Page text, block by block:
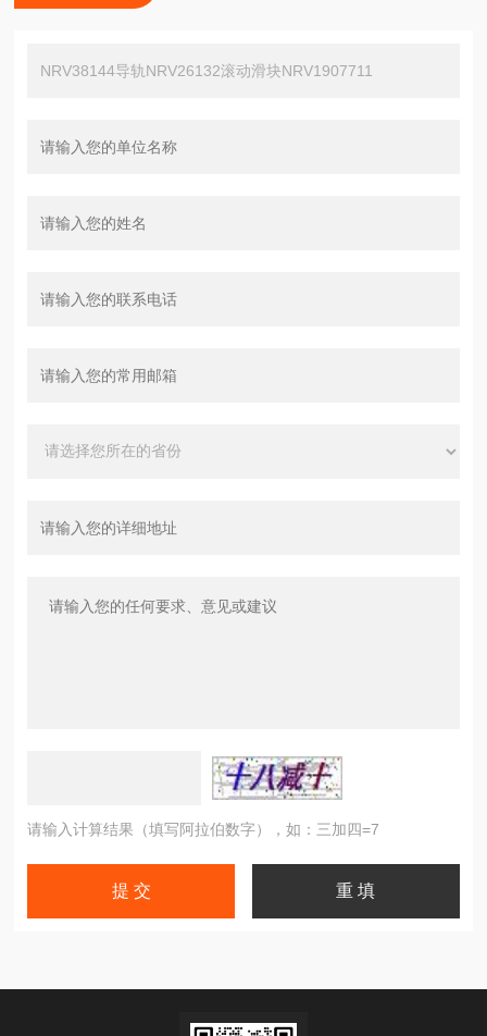
请输入计算结果（填写阿拉伯数字），如：三加四=7